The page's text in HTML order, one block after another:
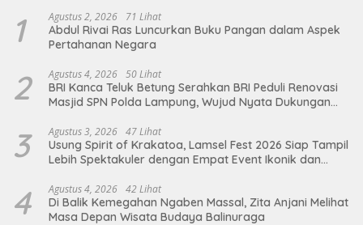
1 Agustus 2, 2026 71 Lihat
Abdul Rivai Ras Luncurkan Buku Pangan dalam Aspek
Pertahanan Negara
2 Agustus 4, 2026 50 Lihat
BRI Kanca Teluk Betung Serahkan BRI Peduli Renovasi
Masjid SPN Polda Lampung, Wujud Nyata Dukungan
3 Agustus 3, 2026 47 Lihat
Usung Spirit of Krakatoa, Lamsel Fest 2026 Siap Tampil
Lebih Spektakuler dengan Empat Event Ikonik dan
4 Agustus 4, 2026 42 Lihat
Di Balik Kemegahan Ngaben Massal, Zita Anjani Melihat
Masa Depan Wisata Budaya Balinuraga